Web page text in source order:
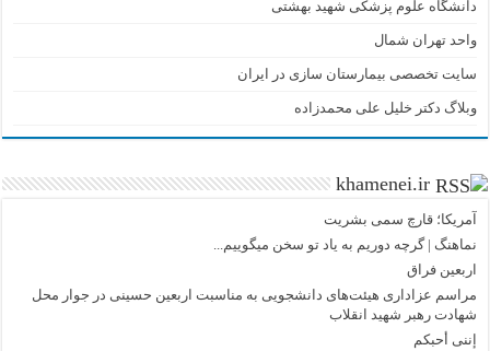
دانشگاه علوم پزشکی شهید بهشتی
واحد تهران شمال
سایت تخصصی بیمارستان سازی در ایران
وبلاگ دکتر خلیل علی محمدزاده
khamenei.ir
آمریکا؛ قارچ سمی بشریت
نماهنگ |‌ گرچه دوریم به یاد تو سخن میگوییم...
اربعین فراق
مراسم عزاداری هیئت‌های دانشجویی به مناسبت اربعین حسینی در جوار محل
شهادت رهبر شهید انقلاب
إننی أحبکم